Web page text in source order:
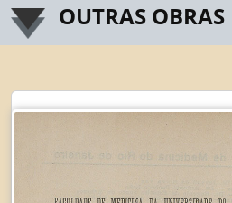
OUTRAS OBRAS